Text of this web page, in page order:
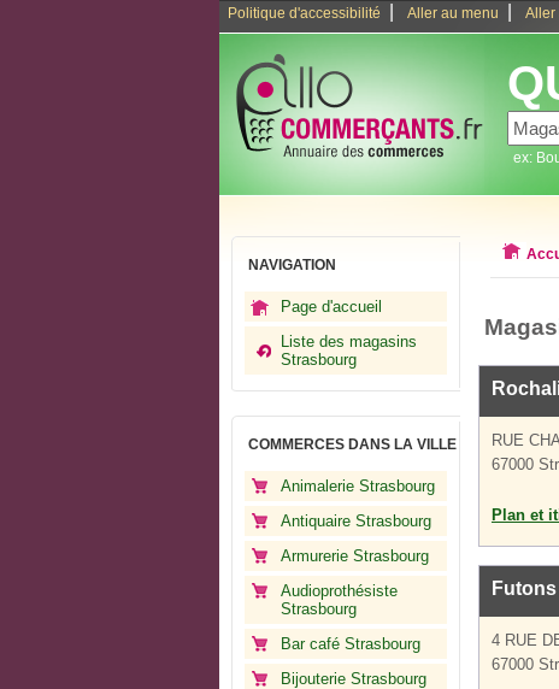
Politique d'accessibilité Aller au menu Aller
ex:
NAVIGATION
Page d'accueil
Liste des magasins
Strasbourg
COMMERCES DANS LA VILLE
Animalerie Strasbourg
Antiquaire Strasbourg
Armurerie Strasbourg
Audioprothésiste
Strasbourg
Bar café Strasbourg
Bijouterie Strasbourg
RUE
67000
Plan et
4 RUE
67000